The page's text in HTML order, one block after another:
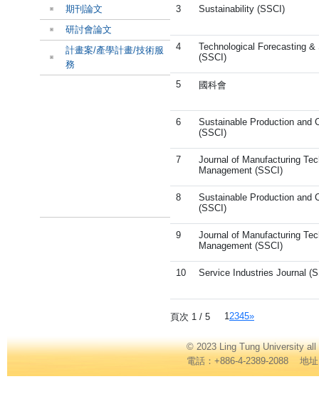
期刊論文
研討會論文
計畫案/產學計畫/技術服
務
3 Sustainability (SSCI)
4
Technological Forecasting &
(SSCI)
5 國科會
6
Sustainable Production and
(SSCI)
7
Journal of Manufacturing
Management (SSCI)
8
Sustainable Production and
(SSCI)
9
Journal of Manufacturing
Management (SSCI)
10 Service Industries Journal
頁次 1 / 5 12345»
© 2023 Ling Tung University
電話：+886-4-2389-2088 地